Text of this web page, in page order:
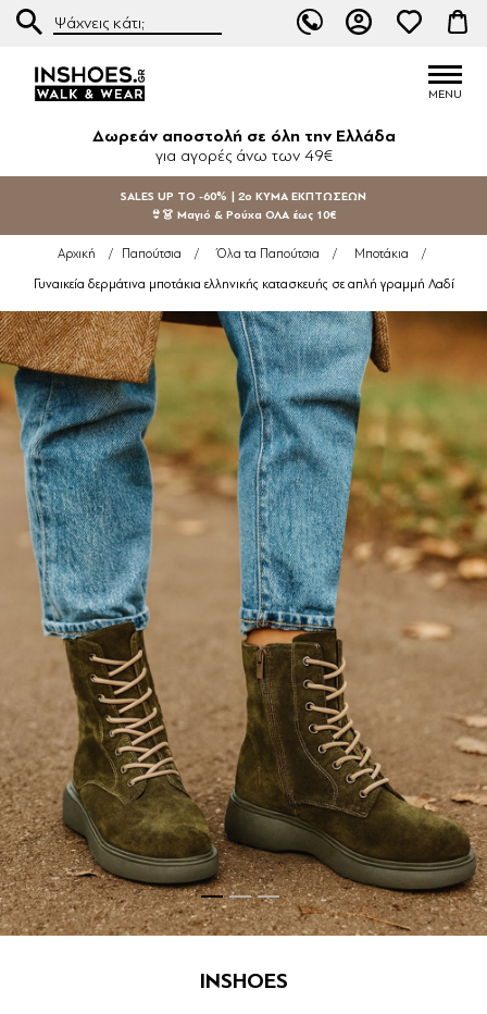
Δωρεάν αποστολή σε όλη την Ελλάδα
για αγορές άνω των 49€
SALES UP TO -60% | 2ο ΚΥΜΑ ΕΚΠΤΩΣΕΩΝ
👙👗 Μαγιό & Ρούχα ΟΛΑ έως 10€
Αρχική / Παπούτσια / Όλα τα Παπούτσια / Μποτάκια /
Γυναικεία δερμάτινα μποτάκια ελληνικής κατασκευής σε απλή γραμμή Λαδί
INSHOES